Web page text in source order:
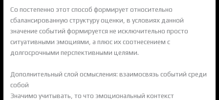
Со постепенно этот способ формирует относительно
сбалансированную структуру оценки, в условиях данной
значение событий формируется не исключительно просто
ситуативными эмоциями, а плюс их соотнесением с
долгосрочными перспективными целями.
Дополнительный слой осмысления: взаимосвязь событий среди
собой
Значимо учитывать, то что эмоциональный контекст